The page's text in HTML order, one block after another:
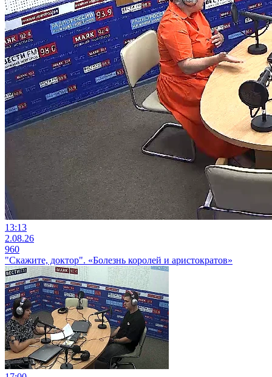
13:13
2.08.26
960
"Скажите, доктор". «Болезнь королей и аристократов»